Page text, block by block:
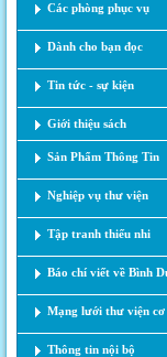
Các phòng phục vụ
Dành cho bạn đọc
Tin tức - sự kiện
Giới thiệu sách
Sản Phẩm Thông Tin
Nghiệp vụ thư viện
Tập tranh thiếu nhi
Báo chí viết về Bình
Mạng lưới thư viện cơ
Thông tin nội bộ